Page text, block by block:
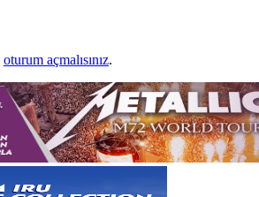
oturum açmalısınız.